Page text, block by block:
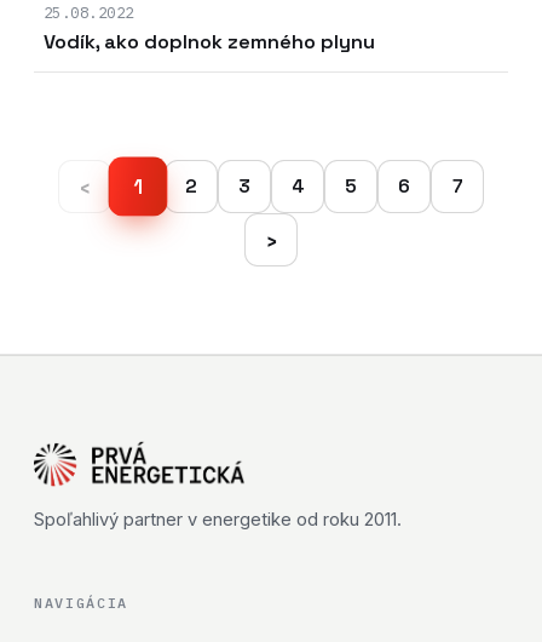
25.08.2022
Vodík, ako doplnok zemného plynu
‹ 1 2 3 4 5 6 7
›
Spoľahlivý partner v energetike od roku 2011.
NAVIGÁCIA